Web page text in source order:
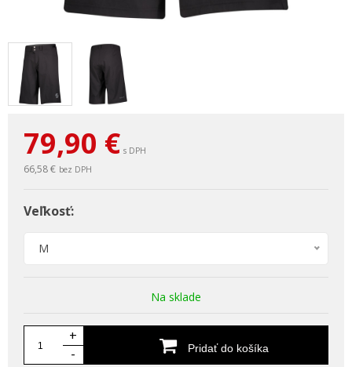
79,90 € s DPH
66,58 € bez DPH
Veľkosť:
M
Na sklade
+
-
Pridať do košíka